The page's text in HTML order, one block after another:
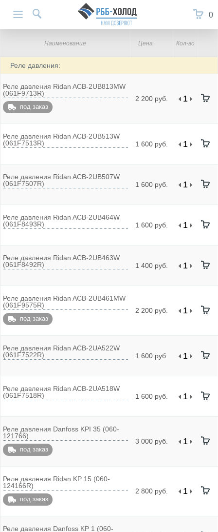
0
Наименование Цена Кол-во
Реле давления:
Реле давления Ridan ACB-2UB813MW
(061F9713R)
под заказ
2 200 руб.
Реле давления Ridan ACB-2UB513W
(061F7513R)
1 600 руб.
Реле давления Ridan ACB-2UB507W
(061F7507R)
1 600 руб.
Реле давления Ridan ACB-2UB464W
(061F8493R)
1 600 руб.
Реле давления Ridan ACB-2UB463W
(061F8492R)
1 400 руб.
Реле давления Ridan ACB-2UB461MW
(061F9575R)
под заказ
2 200 руб.
Реле давления Ridan ACB-2UA522W
(061F7522R)
1 600 руб.
Реле давления Ridan ACB-2UA518W
(061F7518R)
1 600 руб.
Реле давления Danfoss KPI 35 (060-
121766)
под заказ
3 000 руб.
Реле давления Ridan KP 15 (060-
124166R)
под заказ
2 800 руб.
Реле давления Danfoss KP 1 (060-